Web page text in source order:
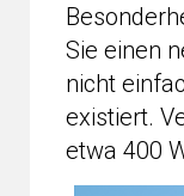
Sie einen
nicht
existiert.
etwa 400